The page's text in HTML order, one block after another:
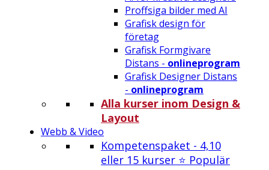
Proffsiga bilder med AI
Grafisk design för
företag
Grafisk Formgivare
Distans - onlineprogram
Grafisk Designer Distans
- onlineprogram
Alla kurser inom Design &
Layout
Webb & Video
Kompetenspaket - 4,10
eller 15 kurser ⭐ Populär